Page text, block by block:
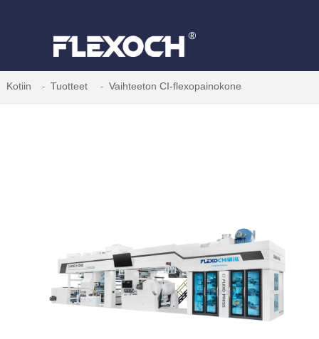
Kotiin Tuotteet Vaihteeton CI-flexopainokone